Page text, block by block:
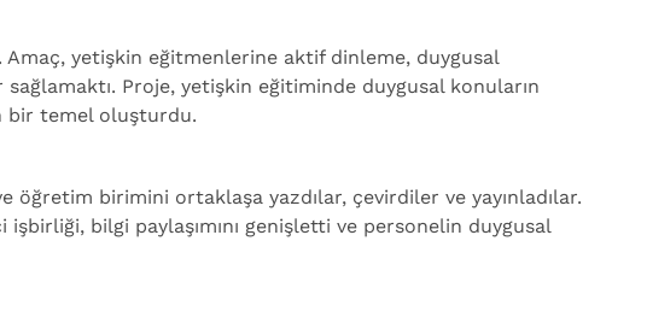
Amaç, yetişkin eğitmenlerine aktif dinleme, duygusal
Proje, yetişkin eğitiminde duygusal konuların
bir temel oluşturdu.
birimini ortaklaşa yazdılar, çevirdiler ve yayınladılar.
bilgi paylaşımını genişletti ve personelin duygusal